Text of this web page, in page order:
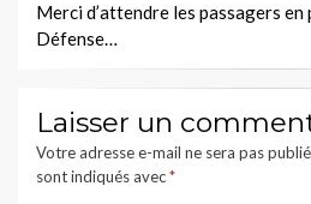
Merci d’attendre les passagers en
Défense…
Laisser un
Votre adresse e-mail ne sera pas
sont indiqués avec*